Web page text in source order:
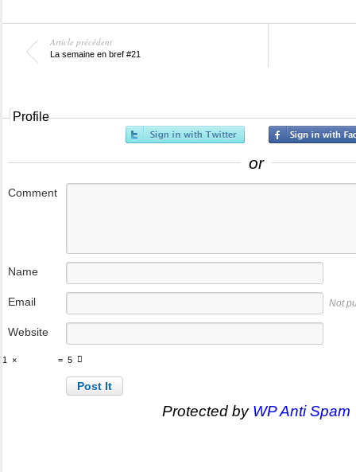
Article précédent
La semaine en bref #21
Profile
or
Comment
Name
Email Not
Website
1 × = 5
Protected by WP Anti Spam